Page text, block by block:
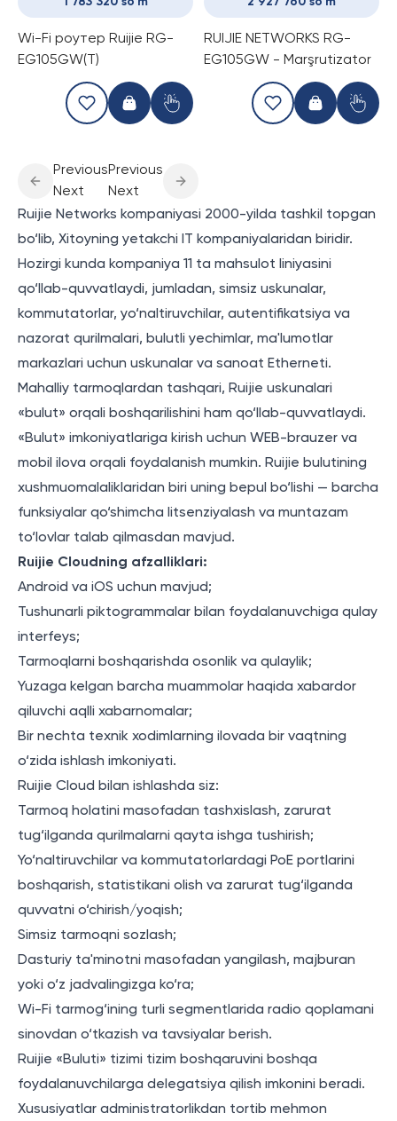
Wi-Fi роутер Ruijie RG-
EG105GW(T)
RUIJIE NETWORKS RG-
EG105GW - Marşrutizator
Previous
Next
Previous
Next
Ruijie Networks kompaniyasi 2000-yilda tashkil topgan
bo‘lib, Xitoyning yetakchi IT kompaniyalaridan biridir.
Hozirgi kunda kompaniya 11 ta mahsulot liniyasini
qo‘llab-quvvatlaydi, jumladan, simsiz uskunalar,
kommutatorlar, yo‘naltiruvchilar, autentifikatsiya va
nazorat qurilmalari, bulutli yechimlar, ma'lumotlar
markazlari uchun uskunalar va sanoat Etherneti.
Mahalliy tarmoqlardan tashqari, Ruijie uskunalari
«bulut» orqali boshqarilishini ham qo‘llab-quvvatlaydi.
«Bulut» imkoniyatlariga kirish uchun WEB-brauzer va
mobil ilova orqali foydalanish mumkin. Ruijie bulutining
xushmuomalaliklaridan biri uning bepul bo‘lishi — barcha
funksiyalar qo‘shimcha litsenziyalash va muntazam
to‘lovlar talab qilmasdan mavjud.
Ruijie Cloudning afzalliklari:
Android va iOS uchun mavjud;
Tushunarli piktogrammalar bilan foydalanuvchiga qulay
interfeys;
Tarmoqlarni boshqarishda osonlik va qulaylik;
Yuzaga kelgan barcha muammolar haqida xabardor
qiluvchi aqlli xabarnomalar;
Bir nechta texnik xodimlarning ilovada bir vaqtning
o‘zida ishlash imkoniyati.
Ruijie Cloud bilan ishlashda siz:
Tarmoq holatini masofadan tashxislash, zarurat
tug‘ilganda qurilmalarni qayta ishga tushirish;
Yo‘naltiruvchilar va kommutatorlardagi PoE portlarini
boshqarish, statistikani olish va zarurat tug‘ilganda
quvvatni o‘chirish/yoqish;
Simsiz tarmoqni sozlash;
Dasturiy ta'minotni masofadan yangilash, majburan
yoki o‘z jadvalingizga ko‘ra;
Wi-Fi tarmog‘ining turli segmentlarida radio qoplamani
sinovdan o‘tkazish va tavsiyalar berish.
Ruijie «Buluti» tizimi tizim boshqaruvini boshqa
foydalanuvchilarga delegatsiya qilish imkonini beradi.
Xususiyatlar administratorlikdan tortib mehmon